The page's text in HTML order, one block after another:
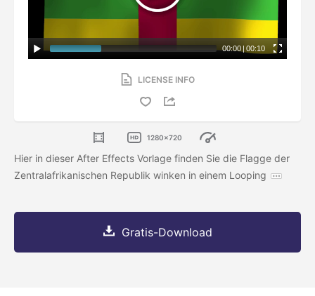
00:00 | 00:10
LICENSE INFO
1280x720
Hier in dieser After Effects Vorlage finden Sie die Flagge der
Zentralafrikanischen Republik winken in einem Looping
Gratis-Download